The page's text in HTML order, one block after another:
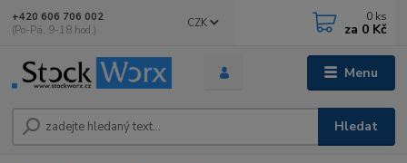
Menu
CZK
Hledat
+420 606 706 002
(Po-Pá, 9-18 hod.)
0 ks
za 0 Kč